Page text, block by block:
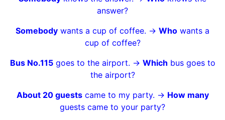
answer?
Somebody wants a cup of coffee. -> Who wants a
cup of coffee?
Bus No.115goes to the airport. -> Which bus goes to
the airport?
About 20 guestscame to my party. -> How many
guests came to your party?